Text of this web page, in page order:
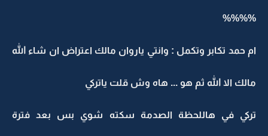
%%%%
ام حمد تكابر وتكمل : وانتي ياروان مالك اعتراض ان شاء الله
مالك الا الله ثم هو ... هاه وش قلت ياتركي
تركي في هاللحظة الصدمة سكته شوي بس بعد فترة